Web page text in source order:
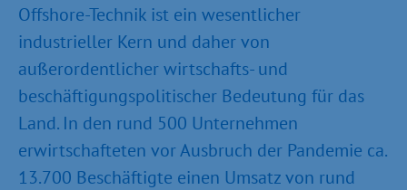
Offshore-Technik ist ein wesentlicher
industrieller Kern und daher von
außerordentlicher wirtschafts- und
beschäftigungspolitischer Bedeutung für das
Land. In den rund 500 Unternehmen
erwirtschafteten vor Ausbruch der Pandemie ca.
13.700 Beschäftigte einen Umsatz von rund